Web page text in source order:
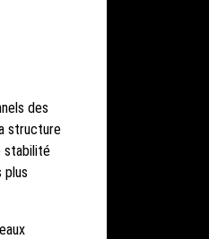
des
structure
stabilité
plus